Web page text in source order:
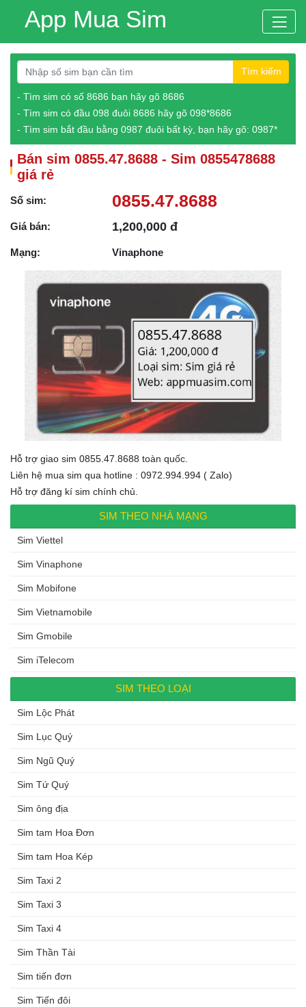
App Mua Sim
Tìm kiếm
- Tìm sim có số 8686 bạn hãy gõ 8686
- Tìm sim có đầu 098 đuôi 8686 hãy gõ 098*8686
- Tìm sim bắt đầu bằng 0987 đuôi bất kỳ, bạn hãy gõ: 0987*
Bán sim 0855.47.8688 - Sim 0855478688
giá rẻ
Số sim: 0855.47.8688
Giá bán: 1,200,000 đ
Mạng: Vinaphone
Hỗ trợ giao sim 0855.47.8688 toàn quốc.
Liên hệ mua sim qua hotline : 0972.994.994 ( Zalo)
Hỗ trợ đăng kí sim chính chủ.
SIM THEO NHÀ MẠNG
Sim Viettel
Sim Vinaphone
Sim Mobifone
Sim Vietnamobile
Sim Gmobile
Sim iTelecom
SIM THEO LOẠI
Sim Lộc Phát
Sim Lục Quý
Sim Ngũ Quý
Sim Tứ Quý
Sim ông địa
Sim tam Hoa Đơn
Sim tam Hoa Kép
Sim Taxi 2
Sim Taxi 3
Sim Taxi 4
Sim Thần Tài
Sim tiến đơn
Sim Tiến đôi